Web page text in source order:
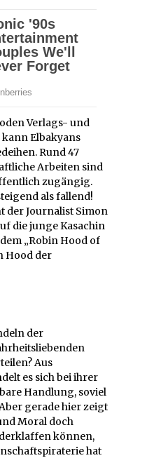
Verlags- und
Elbakyans
Rund 47
Arbeiten sind
zugängig.
als fallend!
der Journalist Simon
die junge Kasachin
„Robin Hood of
Hood der
der
Aus
es sich bei ihrer
Handlung, soviel
gerade hier zeigt
Moral doch
können,
hat